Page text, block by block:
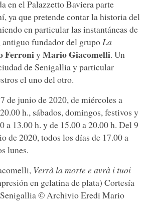
en el Palazzetto Baviera parte
ya que pretende contar la historia del
en particular las instantáneas de
antiguo fundador del grupo La
Ferroniy Mario Giacomelli. Un
de Senigallia y particular
el uno del otro.
de junio de 2020, de miércoles a
h., sábados, domingos, festivos y
a 13.00 h. y de 15.00 a 20.00 h. Del 9
de 2020, todos los días de 17.00 a
lunes.
Verrà la morte e avrà i tuoi
en gelatina de plata) Cortesía
© Archivio Eredi Mario